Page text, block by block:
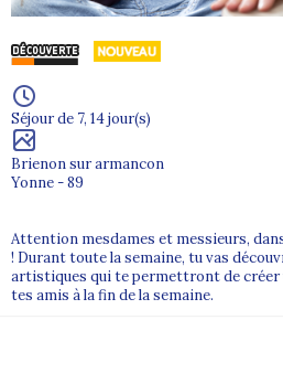
Séjour de 7, 14 jour(s)
Brienon sur armancon
Yonne - 89
Attention mesdames et messieurs,
! Durant toute la semaine, tu vas
artistiques qui te permettront de créer
tes amis à la fin de la semaine.